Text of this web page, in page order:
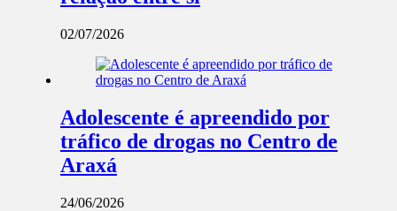
02/07/2026
Adolescente é apreendido por
tráfico de drogas no Centro de
Araxá
24/06/2026